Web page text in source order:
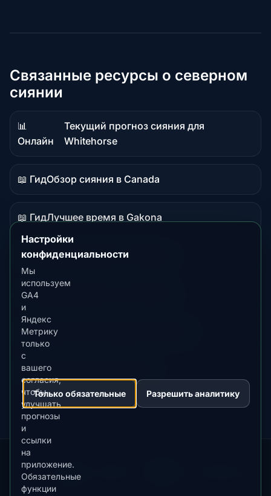
Связанные ресурсы о северном
сиянии
📊
Онлайн
Данные
в
времени
Текущий прогноз сияния для
Whitehorse
📖 Гид
Материал-
руководство
Обзор сияния в Canada
📖 Гид
Материал-
руководство
Лучшее время в Gakona
📖 Гид
Материал-
руководство
Лучшее время в Arvidsjaur
⭐ Премиум
Премиальное
направление
📖 Гид
Материал-
руководство
Локации наблюдения в Yukon
📖 Гид
Материал-
руководство
Лучшее время в Yukon
Our
Apps:
Snow
Forecast
Настройки
конфиденциальности
Мы
используем
GA4
и
Яндекс
Метрику
только
с
вашего
согласия,
чтобы
улучшать
прогнозы
и
ссылки
на
приложение.
Обязательные
функции
Только обязательные Разрешить аналитику